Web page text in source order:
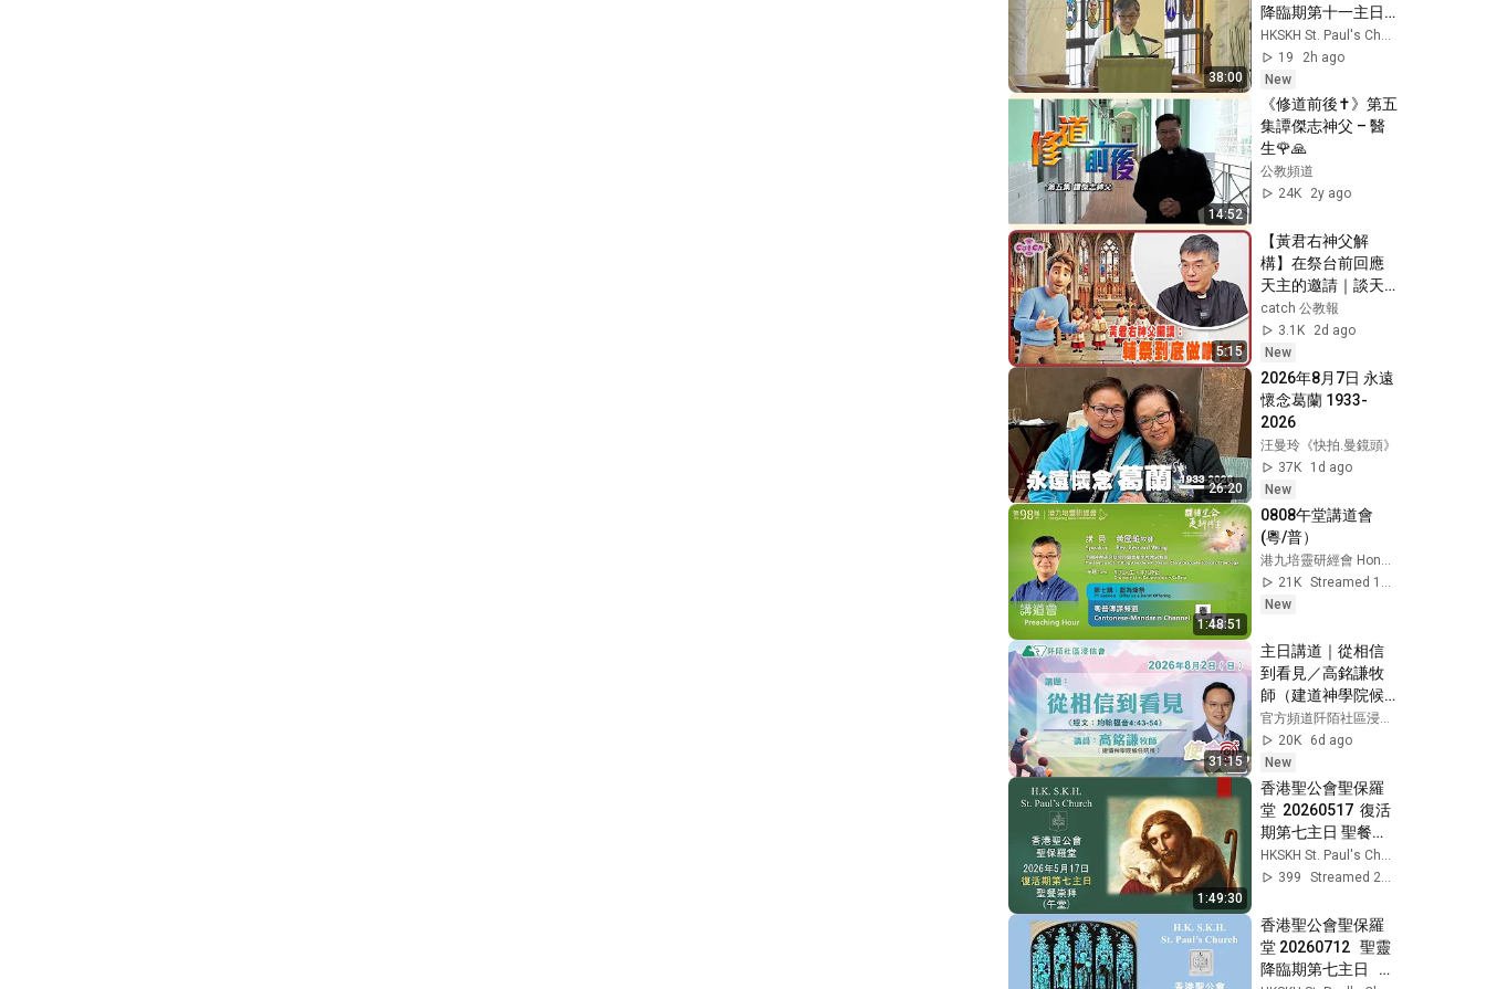
38:00
降臨期第十一主日
聖餐崇拜 午堂講道
代禱及堂務報告
19
2h ago
New
14:52
《修道前後✝️》第五
集譚傑志神父 – 醫
生🌹🙏
公教頻道
24K
2y ago
5:15
【黃君右神父解
構】在祭台前回應
天主的邀請｜談天
主教輔祭與聖召
catch 公教報
3.1K
2d ago
New
26:20
2026年8月7日 永遠
懷念葛蘭 1933-
2026
汪曼玲《快拍.曼鏡頭》
37K
1d ago
New
1:48:51
0808午堂講道會
(粵/普）
21K
New
31:15
主日講道｜從相信
到看見／高銘謙牧
師（建道神學院候
任院長）｜
20260802｜阡陌社
區浸信會｜
官方頻道阡陌社區浸信會
20K
6d ago
New
1:49:30
香港聖公會聖保羅
堂  20260517  復活
期第七主日 聖餐崇
拜 午堂     上午11:00
HKSKH St. Paul's Church
399
Streamed 2mo ago
香港聖公會聖保羅
堂 20260712   聖靈
降臨期第七主日   聖